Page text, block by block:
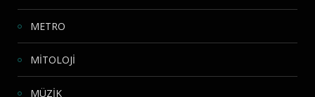
METRO
MİTOLOJİ
MÜZİK